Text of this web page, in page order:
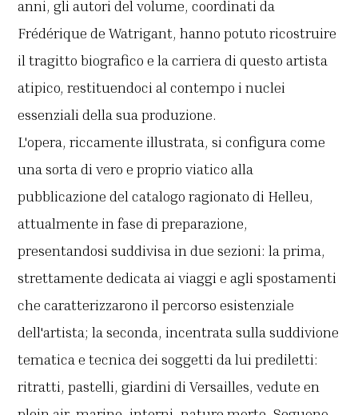
anni, gli autori del volume, coordinati da
Frédérique de Watrigant, hanno potuto ricostruire
il tragitto biografico e la carriera di questo artista
atipico, restituendoci al contempo i nuclei
essenziali della sua produzione.
L'opera, riccamente illustrata, si configura come
una sorta di vero e proprio viatico alla
pubblicazione del catalogo ragionato di Helleu,
attualmente in fase di preparazione,
presentandosi suddivisa in due sezioni: la prima,
strettamente dedicata ai viaggi e agli spostamenti
che caratterizzarono il percorso esistenziale
dell'artista; la seconda, incentrata sulla suddivione
tematica e tecnica dei soggetti da lui prediletti:
ritratti, pastelli, giardini di Versailles, vedute en